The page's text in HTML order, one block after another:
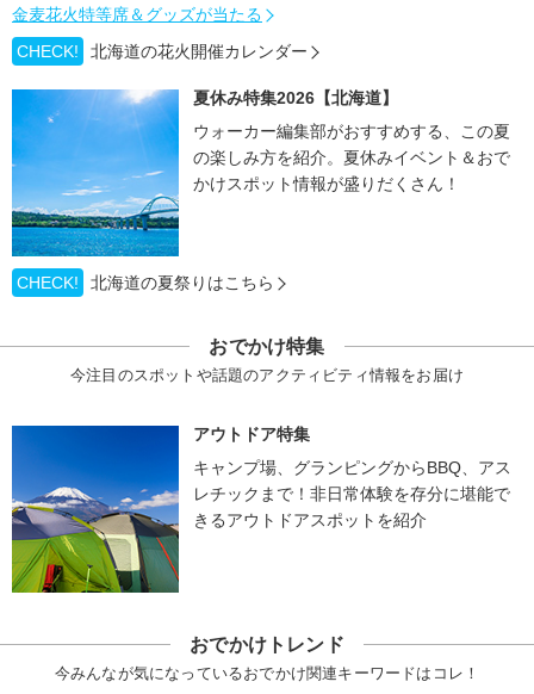
金麦花火特等席＆グッズが当たる
CHECK!
北海道の花火開催カレンダー
夏休み特集2026【北海道】
ウォーカー編集部がおすすめする、この夏
の楽しみ方を紹介。夏休みイベント＆おで
かけスポット情報が盛りだくさん！
CHECK! 北海道の夏祭りはこちら
おでかけ特集
今注目のスポットや話題のアクティビティ情報をお届け
アウトドア特集
キャンプ場、グランピングからBBQ、アス
レチックまで！非日常体験を存分に堪能で
きるアウトドアスポットを紹介
おでかけトレンド
今みんなが気になっているおでかけ関連キーワードはコレ！